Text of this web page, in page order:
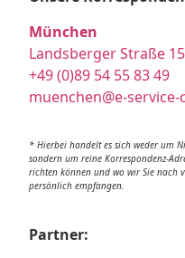
München
Landsberger Straße
+49 (0)89 54 55 83 49
muenchen@e-service-
* Hierbei handelt es sich weder um
sondern um reine Korrespondenz-
richten können und wo wir Sie nach
persönlich empfangen.
Partner: